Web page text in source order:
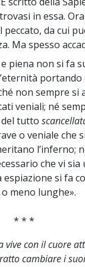
in essa. Ora
peccato, da cui
Ma spesso
piena non si fa
non sempre si
veniali; né
tutto
o veniale che
l’inferno;
che vi sia
espiazione si fa
meno lunghe».
* * *
vive con il cuore
cambiare i